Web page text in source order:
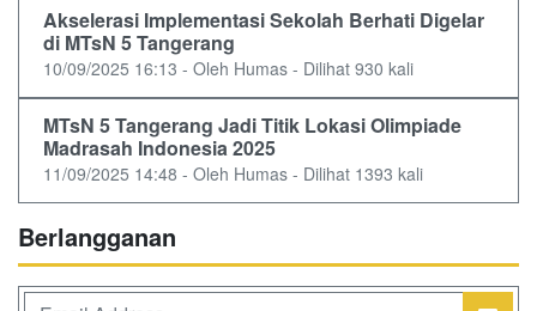
Akselerasi Implementasi Sekolah Berhati Digelar
di MTsN 5 Tangerang
10/09/2025 16:13 - Oleh Humas - Dilihat 930 kali
MTsN 5 Tangerang Jadi Titik Lokasi Olimpiade
Madrasah Indonesia 2025
11/09/2025 14:48 - Oleh Humas - Dilihat 1393 kali
Berlangganan